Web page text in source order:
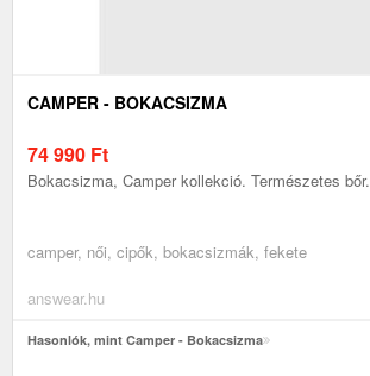
CAMPER - BOKACSIZMA
74 990 Ft
Bokacsizma, Camper kollekció. Természetes bőr.
camper, női, cipők, bokacsizmák, fekete
answear.hu
Hasonlók, mint Camper - Bokacsizma